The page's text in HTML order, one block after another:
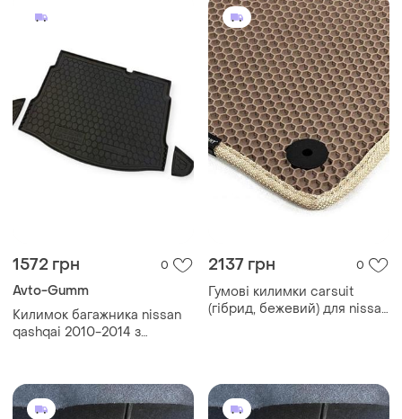
1572 грн 0
Avto-Gumm
Килимок багажника nissan
qashqai 2010-2014 з
2137 грн 0
Гумові килимки carsuit
(гібрид, бежевий) для nissan